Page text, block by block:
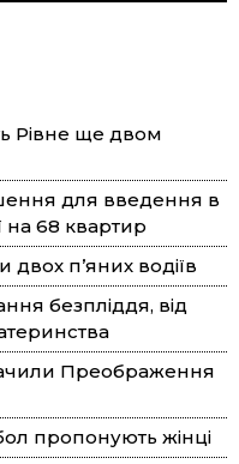
Рівне ще двом
для введення в
на 68 квартир
п’яних водіїв
безпліддя, від
Преображення
пропонують жінці